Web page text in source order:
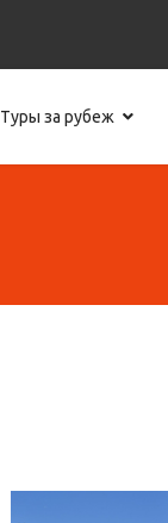
Туры за рубеж